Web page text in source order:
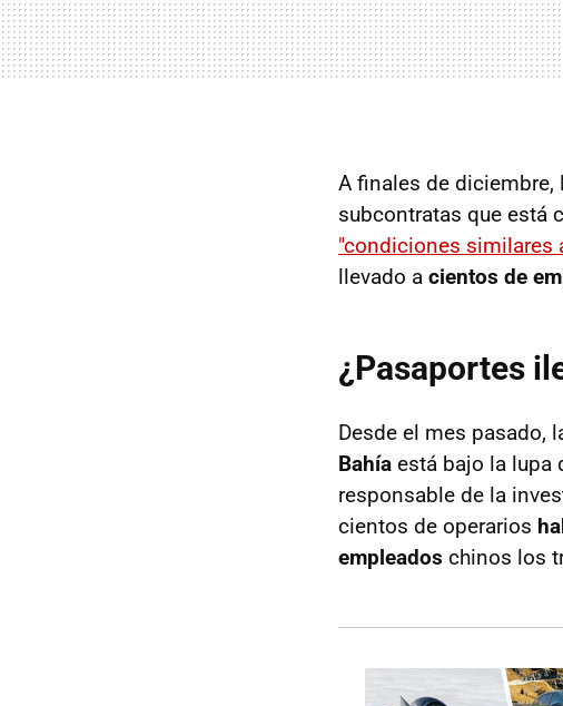
A finales de diciembre,
subcontratas que está
"condiciones similares
llevado a cientos de
¿Pasaportes
Desde el mes pasado,
Bahía está bajo la lupa
responsable de la
cientos de operarios
empleados chinos los